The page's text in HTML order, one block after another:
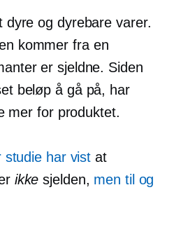
dyre og dyrebare varer.
kommer fra en
er sjeldne. Siden
beløp å gå på, har
mer for produktet.
studie har vist at
ikkesjelden, men til og